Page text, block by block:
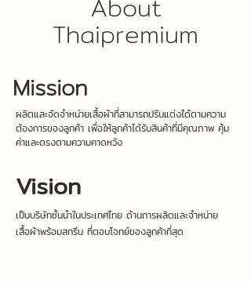
Thaipremium
Mission
ผลิตและจัดจำหน่ายเสื้อผ้าที่สามารถปรับแต่งได้ตามความ
ต้องการของลูกค้า เพื่อให้ลูกค้าได้รับสินค้าที่มีคุณภาพ คุ้ม
ค่าและตรงตามความคาดหวัง
Vision
เป็นบริษัทชั้นนำในประเทศไทย ด้านการผลิตและจำหน่าย
เสื้อผ้าพร้อมสกรีน ที่ตอบโจทย์ของลูกค้าที่สุด